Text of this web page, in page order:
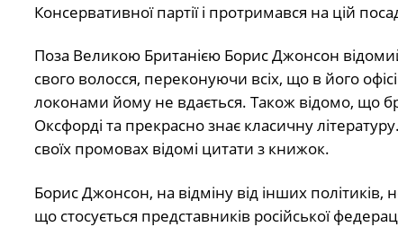
Консервативної партії і протримався на цій
Поза Великою Британією Борис Джонсон
свого волосся, переконуючи всіх, що в його
локонами йому не вдається. Також відомо, що
Оксфорді та прекрасно знає класичну
своїх промовах відомі цитати з книжок.
Борис Джонсон, на відміну від інших політиків,
що стосується представників російської